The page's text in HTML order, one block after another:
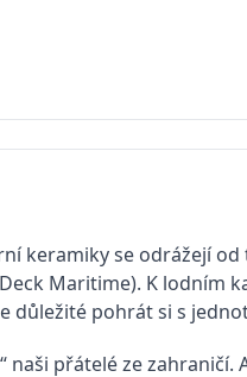
keramiky se odrážejí
Maritime). K lodním
důležité pohrát si s
naši přátelé ze